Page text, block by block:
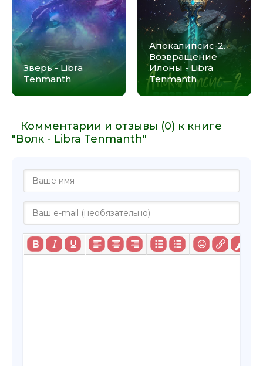
Зверь - Libra
Tenmanth
Апокалипсис-2.
Возвращение
Илоны - Libra
Tenmanth
Комментарии и отзывы (0) к книге
"Волк - Libra Tenmanth"